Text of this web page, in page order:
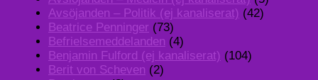
Avsöjanden – Politik (ej kanaliserat) (42)
Beatrice Penninger (73)
Befrielsemeddelanden (4)
Benjamin Fulford (ej kanaliserat) (104)
Berit von Scheven (2)